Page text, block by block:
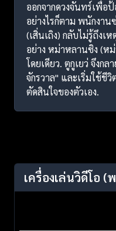
ออกจากดวงจันทร์เพื่อ
อย่างไรก็ตาม พนักงาน
(เสิ่นเถิง) กลับไม่รู้ถึง
อย่าง หม่าหลานซิง (ห
โดยเดียว. ตูกูเยว่ จึงก
จักรวาล" และเริ่มใช้ชี
ตัดสินใจของตัวเอง.
เครื่องเล่นวิดีโอ (